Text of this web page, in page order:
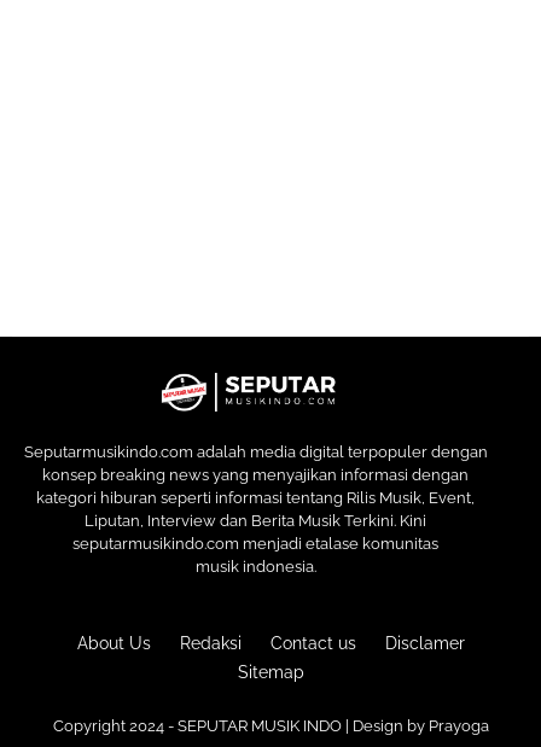
Seputarmusikindo.com adalah media digital terpopuler dengan
konsep breaking news yang menyajikan informasi dengan
kategori hiburan seperti informasi tentang Rilis Musik, Event,
Liputan, Interview dan Berita Musik Terkini. Kini
seputarmusikindo.com menjadi etalase komunitas
musik indonesia.
Copyright 2024 - SEPUTAR MUSIK INDO | Design by Prayoga
About Us Redaksi Contact us
Disclamer
Sitemap